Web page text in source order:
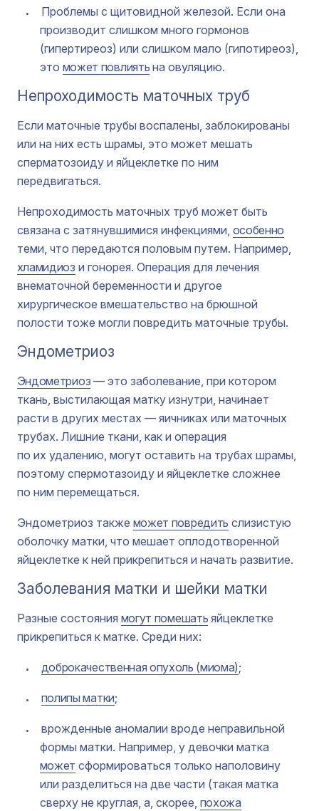
Проблемы с щитовидной железой. Если она
производит слишком много гормонов
(гипертиреоз) или слишком мало (гипотиреоз),
это может повлиять на овуляцию.
Непроходимость маточных труб
Если маточные трубы воспалены, заблокированы
или на них есть шрамы, это может мешать
сперматозоиду и яйцеклетке по ним
передвигаться.
Непроходимость маточных труб может быть
связана с затянувшимися инфекциями, особенно
теми, что передаются половым путем. Например,
хламидиоз и гонорея. Операция для лечения
внематочной беременности и другое
хирургическое вмешательство на брюшной
полости тоже могли повредить маточные трубы.
Эндометриоз
Эндометриоз — это заболевание, при котором
ткань, выстилающая матку изнутри, начинает
расти в других местах — яичниках или маточных
трубах. Лишние ткани, как и операция
по их удалению, могут оставить на трубах шрамы,
поэтому спермотазоиду и яйцеклетке сложнее
по ним перемещаться.
Эндометриоз также может повредить слизистую
оболочку матки, что мешает оплодотворенной
яйцеклетке к ней прикрепиться и начать развитие.
Заболевания матки и шейки матки
Разные состояния могут помешать яйцеклетке
прикрепиться к матке. Среди них:
доброкачественная опухоль (миома);
полипы матки;
врожденные аномалии вроде неправильной
формы матки. Например, у девочки матка
может сформироваться только наполовину
или разделиться на две части (такая матка
сверху не круглая, а, скорее, похожа